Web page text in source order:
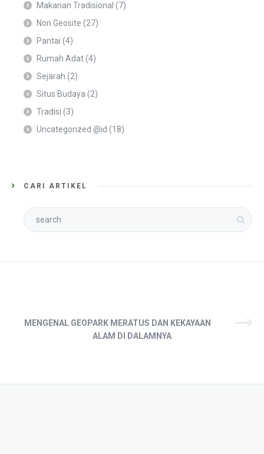
Makanan Tradisional (7)
Non Geosite (27)
Pantai (4)
Rumah Adat(4)
Sejarah (2)
Situs Budaya (2)
Tradisi (3)
Uncategorized @id (18)
CARI ARTIKEL
MENGENAL GEOPARK MERATUS DAN KEKAYAAN
ALAM DI DALAMNYA